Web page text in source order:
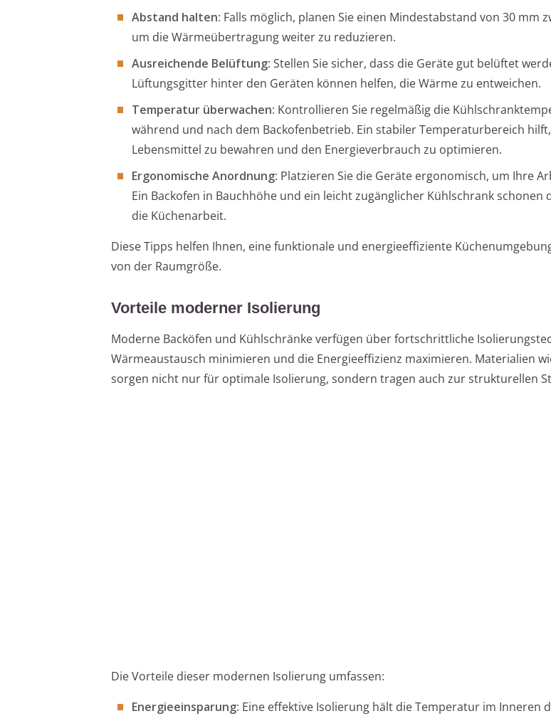
Abstand halten: Falls möglich, planen Sie einen Mindestabstand von 30 mm
um die Wärmeübertragung weiter zu reduzieren.
Ausreichende Belüftung: Stellen Sie sicher, dass die Geräte gut belüftet
Lüftungsgitter hinter den Geräten können helfen, die Wärme zu entweichen.
Temperatur überwachen: Kontrollieren Sie regelmäßig die
während und nach dem Backofenbetrieb. Ein stabiler Temperaturbereich
Lebensmittel zu bewahren und den Energieverbrauch zu optimieren.
Ergonomische Anordnung: Platzieren Sie die Geräte ergonomisch, um Ihre
Ein Backofen in Bauchhöhe und ein leicht zugänglicher Kühlschrank schonen
die Küchenarbeit.
Diese Tipps helfen Ihnen, eine funktionale und energieeffiziente
von der Raumgröße.
Vorteile moderner Isolierung
Moderne Backöfen und Kühlschränke verfügen über fortschrittliche
Wärmeaustausch minimieren und die Energieeffizienz maximieren. Materialien
sorgen nicht nur für optimale Isolierung, sondern tragen auch zur strukturellen
Die Vorteile dieser modernen Isolierung umfassen:
Energieeinsparung: Eine effektive Isolierung hält die Temperatur im Inneren